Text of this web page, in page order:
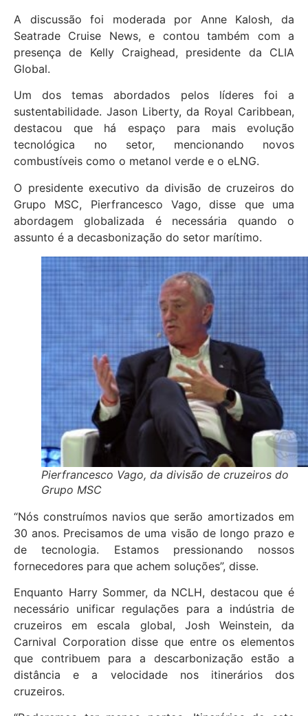
A discussão foi moderada por Anne Kalosh, da
Seatrade Cruise News, e contou também com a
presença de Kelly Craighead, presidente da CLIA
Global.
Um dos temas abordados pelos líderes foi a
sustentabilidade. Jason Liberty, da Royal Caribbean,
destacou que há espaço para mais evolução
tecnológica no setor, mencionando novos
combustíveis como o metanol verde e o eLNG.
O presidente executivo da divisão de cruzeiros do
Grupo MSC, Pierfrancesco Vago, disse que uma
abordagem globalizada é necessária quando o
assunto é a decasbonização do setor marítimo.
Pierfrancesco Vago, da divisão de cruzeiros do
Grupo MSC
“Nós construímos navios que serão amortizados em
30 anos. Precisamos de uma visão de longo prazo e
de tecnologia. Estamos pressionando nossos
fornecedores para que achem soluções”, disse.
Enquanto Harry Sommer, da NCLH, destacou que é
necessário unificar regulações para a indústria de
cruzeiros em escala global, Josh Weinstein, da
Carnival Corporation disse que entre os elementos
que contribuem para a descarbonização estão a
distância e a velocidade nos itinerários dos
cruzeiros.